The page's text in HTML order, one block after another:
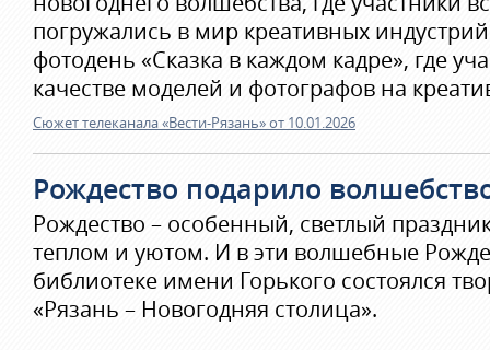
погружались в мир креативных
фотодень «Сказка в каждом кадре», где
качестве моделей и фотографов на
Сюжет телеканала «Вести-Рязань» от 10.01.2026
Рождество подарило
Рождество – особенный, светлый
теплом и уютом. И в эти волшебные
библиотеке имени Горького состоялся
«Рязань – Новогодняя столица».